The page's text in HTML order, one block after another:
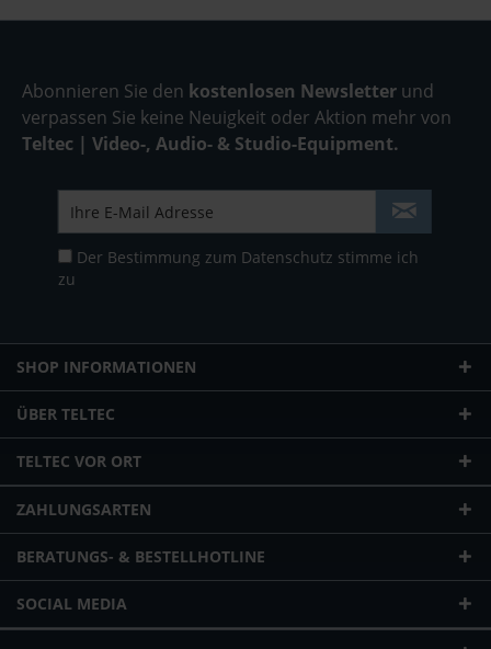
Abonnieren Sie den kostenlosen Newsletter und
verpassen Sie keine Neuigkeit oder Aktion mehr von
Teltec | Video-, Audio- & Studio-Equipment.
Der Bestimmung zum Datenschutz stimme ich
zu
SHOP INFORMATIONEN
ÜBER TELTEC
TELTEC VOR ORT
ZAHLUNGSARTEN
BERATUNGS- & BESTELLHOTLINE
SOCIAL MEDIA